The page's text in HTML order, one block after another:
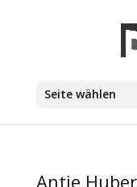
Seite wählen
Antje